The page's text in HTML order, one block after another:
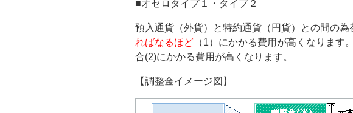
■オセロタイプ１・タイプ２
預入通貨（外貨）と特約通貨（円貨）との間の為
ればなるほど （1）にかかる費用が高くなりま
合(2)にかかる費用が高くなります。
【調整金イメージ図】